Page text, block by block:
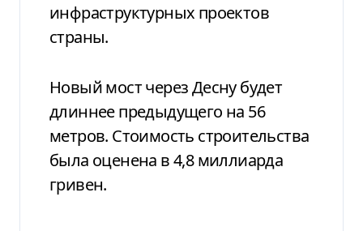
инфраструктурных проектов
страны.
Новый мост через Десну будет
длиннее предыдущего на 56
метров. Стоимость строительства
была оценена в 4,8 миллиарда
гривен.